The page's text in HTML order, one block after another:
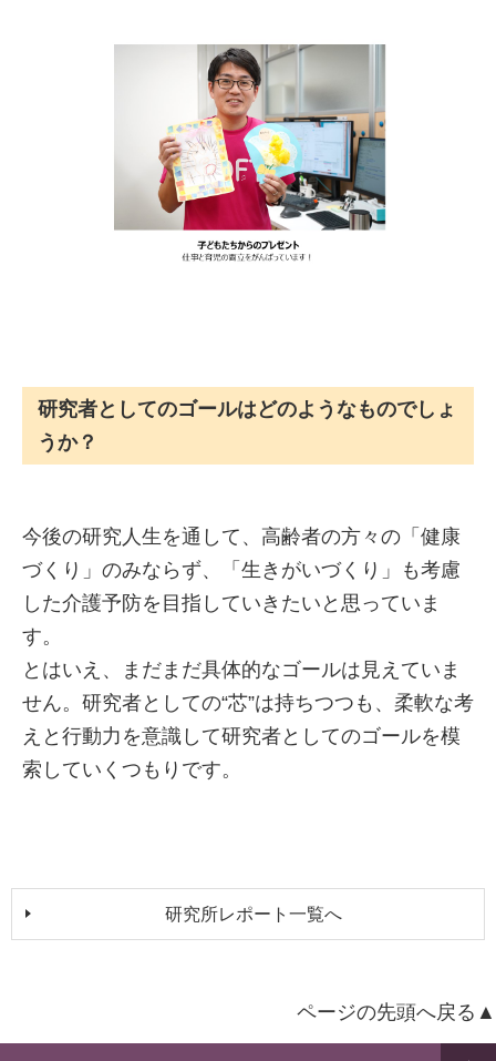
研究者としてのゴールはどのようなものでしょ
うか？
今後の研究人生を通して、高齢者の方々の「健康
づくり」のみならず、「生きがいづくり」も考慮
した介護予防を目指していきたいと思っていま
す。
とはいえ、まだまだ具体的なゴールは見えていま
せん。研究者としての“芯”は持ちつつも、柔軟な考
えと行動力を意識して研究者としてのゴールを模
索していくつもりです。
研究所レポート一覧へ
ページの先頭へ戻る▲